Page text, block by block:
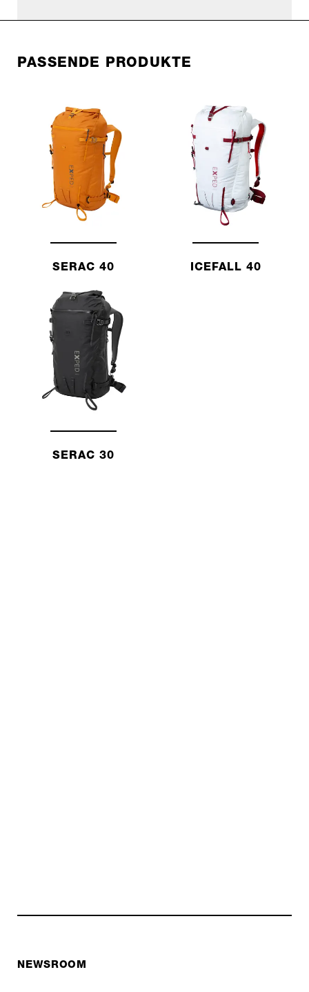
PASSENDE PRODUKTE
SERAC 40 ICEFALL 40
SERAC 30
NEWSROOM